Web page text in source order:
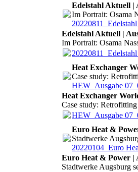
Edelstahl Aktuell |
Im Portrait: Osama
Edelstahl Aktuell |
Im Portrait: Osama
Heat Exchanger
Case study:
HEW_Ausgabe
Heat Exchanger
Case study:
HEW_Ausgabe
Euro Heat &
Stadtwerke
20220104_Euro
Euro Heat & Power |
Stadtwerke Augsburg